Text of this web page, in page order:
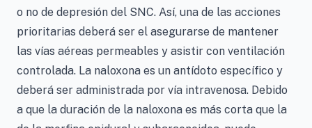
o no de depresión del SNC. Así, una de las acciones
prioritarias deberá ser el asegurarse de mantener
las vías aéreas permeables y asistir con ventilación
controlada. La naloxona es un antídoto específico y
deberá ser administrada por vía intravenosa. Debido
a que la duración de la naloxona es más corta que la